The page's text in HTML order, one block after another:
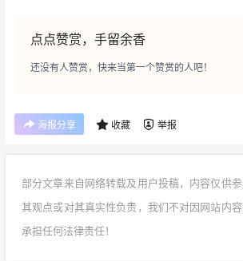
点点赞赏，手留余香
还没有人赞赏，快来当第一个赞赏的人吧！
海报分享 收藏 举报
部分文章来自网络转载及用户投稿，内容仅供
其观点或对其真实性负责，我们不对因网站内
承担任何法律责任！